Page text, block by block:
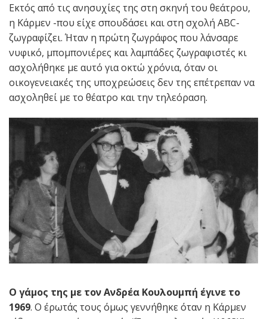
Εκτός από τις ανησυχίες της στη σκηνή του θεάτρου,
η Κάρμεν -που είχε σπουδάσει και στη σχολή ABC-
ζωγραφίζει. Ήταν η πρώτη ζωγράφος που λάνσαρε
νυφικό, μπομπονιέρες και λαμπάδες ζωγραφιστές κι
ασχολήθηκε με αυτό για οκτώ χρόνια, όταν οι
οικογενειακές της υποχρεώσεις δεν της επέτρεπαν να
ασχοληθεί με το θέατρο και την τηλεόραση.
Ο γάμος της με τον Ανδρέα Κουλουμπή έγινε το
1969. Ο έρωτάς τους όμως γεννήθηκε όταν η Κάρμεν